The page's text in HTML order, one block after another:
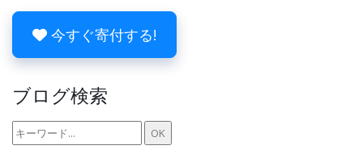
今すぐ寄付する!
ブログ検索